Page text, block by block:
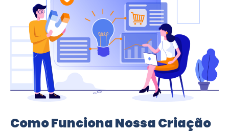
Como Funciona Nossa Criação